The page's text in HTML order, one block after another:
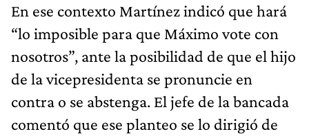
En ese contexto Martínez indicó que hará
“lo imposible para que Máximo vote con
nosotros”, ante la posibilidad de que el hijo
de la vicepresidenta se pronuncie en
contra o se abstenga. El jefe de la bancada
comentó que ese planteo se lo dirigió de